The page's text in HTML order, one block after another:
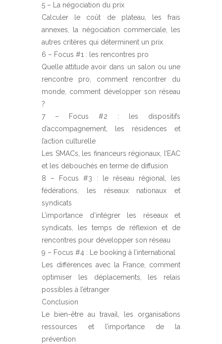
5 – La négociation du prix
Calculer le coût de plateau, les frais
annexes, la négociation commerciale, les
autres critères qui déterminent un prix.
6 – Focus #1 : les rencontres pro
Quelle attitude avoir dans un salon ou une
rencontre pro, comment rencontrer du
monde, comment développer son réseau
?
7 – Focus #2 : les dispositifs
d’accompagnement, les résidences et
l’action culturelle
Les SMACs, les financeurs régionaux, l’EAC
et les débouchés en terme de diffusion
8 – Focus #3 : le réseau régional, les
fédérations, les réseaux nationaux et
syndicats
L’importance d’intégrer les réseaux et
syndicats, les temps de réflexion et de
rencontres pour développer son réseau
9 – Focus #4 : Le booking à l’international
Les différences avec la France, comment
optimiser les déplacements, les relais
possibles à l’étranger
Conclusion
Le bien-être au travail, les organisations
ressources et l’importance de la
prévention